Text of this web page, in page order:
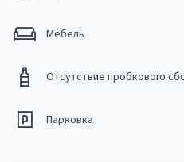
Мебель
Отсутствие пробкового
Парковка